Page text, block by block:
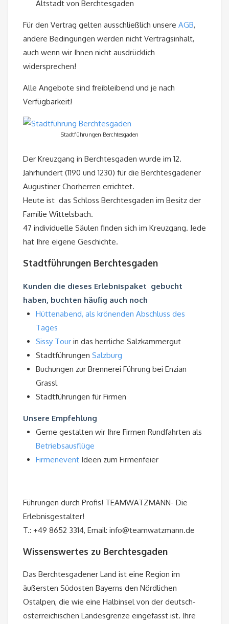
Altstadt von Berchtesgaden
Für den Vertrag gelten ausschließlich unsere AGB,
andere Bedingungen werden nicht Vertragsinhalt,
auch wenn wir Ihnen nicht ausdrücklich
widersprechen!
Alle Angebote sind freibleibend und je nach
Verfügbarkeit!
Stadtführungen Berchtesgaden
Der Kreuzgang in Berchtesgaden wurde im 12.
Jahrhundert (1190 und 1230) für die Berchtesgadener
Augustiner Chorherren errichtet.
Heute ist das Schloss Berchtesgaden im Besitz der
Familie Wittelsbach.
47 individuelle Säulen finden sich im Kreuzgang. Jede
hat Ihre eigene Geschichte.
Stadtführungen Berchtesgaden
Kunden die dieses Erlebnispaket gebucht
haben, buchten häufig auch noch
Hüttenabend, als krönenden Abschluss des
Tages
Sissy Tour in das herrliche Salzkammergut
Stadtführungen Salzburg
Buchungen zur Brennerei Führung bei Enzian
Grassl
Stadtführungen für Firmen
Unsere Empfehlung
Gerne gestalten wir Ihre Firmen Rundfahrten als
Betriebsausflüge
Firmenevent Ideen zum Firmenfeier
Führungen durch Profis! TEAMWATZMANN- Die
Erlebnisgestalter!
T.: +49 8652 3314, Email: info@teamwatzmann.de
Wissenswertes zu Berchtesgaden
Das Berchtesgadener Land ist eine Region im
äußersten Südosten Bayerns den Nördlichen
Ostalpen, die wie eine Halbinsel von der deutsch-
österreichischen Landesgrenze eingefasst ist. Ihre